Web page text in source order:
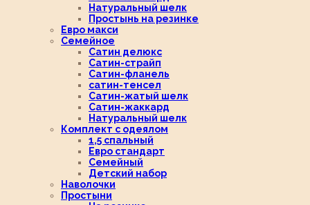
Натуральный шелк
Простынь на резинке
Евро макси
Семейное
Сатин делюкс
Сатин-страйп
Сатин-фланель
сатин-тенсел
Сатин-жатый шелк
Сатин-жаккард
Натуральный шелк
Комплект с одеялом
1,5 спальный
Евро стандарт
Семейный
Детский набор
Наволочки
Простыни